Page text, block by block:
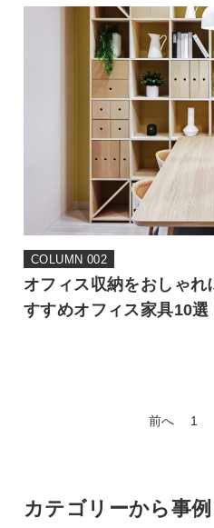
COLUMN 002
オフィス収納をおしゃ
すすめオフィス家具10選
前へ 1
カテゴリーから事